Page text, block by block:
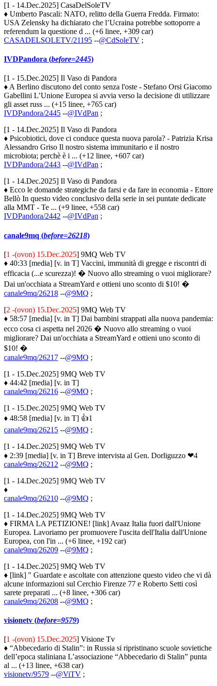
[1 - 14.Dec.2025] CasaDelSoleTV
♦ Umberto Pascali: NATO, relitto della Guerra Fredda. Firmato:
USA Zelensky ha dichiarato che l’Ucraina potrebbe sottoporre a
referendum la questione d ... (+6 linee, +309 car)
CASADELSOLETV/21195 --@CdSoleTV ;
IVDPandora (before=2445)
[1 - 15.Dec.2025] Il Vaso di Pandora
♦ A Berlino discutono del conto senza l'oste - Stefano Orsi Giacomo
Gabellini L’Unione Europea si avvia verso la decisione di utilizzare
gli asset russ ... (+15 linee, +765 car)
IVDPandora/2445 --@IVdPan ;
[1 - 14.Dec.2025] Il Vaso di Pandora
♦ Psicobiotici, dove ci conduce questa nuova parola? - Patrizia Krisa
Alessandro Griso Il nostro sistema immunitario e il nostro
microbiota; perchè è i ... (+12 linee, +607 car)
IVDPandora/2443 --@IVdPan ;
[1 - 14.Dec.2025] Il Vaso di Pandora
♦ Ecco le domande strategiche da farsi e da fare in economia - Ettore
Bellò In questo video conclusivo della serie in sei puntate dedicate
alla MMT - Te ... (+9 linee, +558 car)
IVDPandora/2442 --@IVdPan ;
canale9mq (before=26218)
[1 -(ovon) 15.Dec.2025] 9MQ Web TV
♦ 40:33 [media] [v. in T] Vaccini, immunità di gregge e riscontri di
efficacia (...e scurezza)! � Nuovo allo streaming o vuoi migliorare?
Dai un'occhiata a StreamYard e ottieni uno sconto di $10! �
canale9mq/26218 --@9MQ ;
[2 -(ovon) 15.Dec.2025] 9MQ Web TV
♦ 58:57 [media] [v. in T] Dai bambini strappati alla nuova pandemia:
ecco cosa ci aspetta nel 2026 � Nuovo allo streaming o vuoi
migliorare? Dai un'occhiata a StreamYard e ottieni uno sconto di
$10! �
canale9mq/26217 --@9MQ ;
[1 - 15.Dec.2025] 9MQ Web TV
♦ 44:42 [media] [v. in T]
canale9mq/26216 --@9MQ ;
[1 - 15.Dec.2025] 9MQ Web TV
♦ 48:58 [media] [v. in T] 👍1
canale9mq/26215 --@9MQ ;
[1 - 14.Dec.2025] 9MQ Web TV
♦ 2:39 [media] [v. in T] Breve intervista al Gen. Dorliguzzo ❤4
canale9mq/26212 --@9MQ ;
[1 - 14.Dec.2025] 9MQ Web TV
♦
canale9mq/26210 --@9MQ ;
[1 - 14.Dec.2025] 9MQ Web TV
♦ FIRMA LA PETIZIONE! [link] Avaaz Italia fuori dall'Unione
Europea. Lavoriamo per promuovere l'uscita dell'Italia dall'Unione
Europea, con l'in ... (+6 linee, +192 car)
canale9mq/26209 --@9MQ ;
[1 - 14.Dec.2025] 9MQ Web TV
♦ [link] " Guardate e ascoltate con attenzione questo video che vi dà
alcune informazioni sul Cerchio Firenze 77 e Roberto Setti così
sarete preparati ... (+8 linee, +306 car)
canale9mq/26208 --@9MQ ;
visionetv (before=9579)
[1 -(ovon) 15.Dec.2025] Visione Tv
♦ “Abbecedario di Stalin”: in Russia si ripristinano scuole sovietiche
dell’epoca staliniana L’associazione “Abbecedario di Stalin” punta
al ... (+13 linee, +638 car)
visionetv/9579 --@ViTV ;